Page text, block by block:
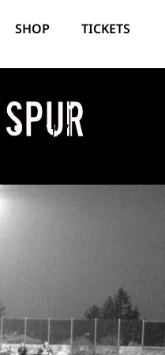
SHOP TICKETS